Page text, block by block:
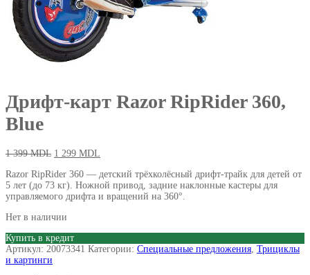
Дрифт-карт Razor RipRider 360,
Blue
1 399MDL 1 299 MDL
Razor RipRider 360 — детский трёхколёсный дрифт-трайк для детей от
5 лет (до 73 кг). Ножной привод, задние наклонные кастеры для
управляемого дрифта и вращений на 360°.
Нет в наличии
Купить в кредит
Артикул: 20073341 Категории: Специальные предложения, Трициклы
и картинги